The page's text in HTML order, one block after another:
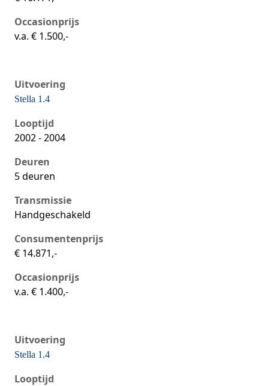
Occasionprijs
v.a. € 1.500,-
Uitvoering
Seat Ibiza iii, 1.4, 55 kW, Benzine, 5 deuren
Stella 1.4
Looptijd
2002 - 2004
Deuren
5 deuren
Transmissie
Handgeschakeld
Consumentenprijs
€ 14.871,-
Occasionprijs
v.a. € 1.400,-
Uitvoering
Seat Ibiza iii, 1.4, 55 kW, Benzine, 3 deuren
Stella 1.4
Looptijd